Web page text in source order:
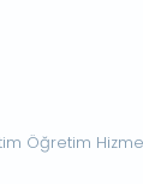
Öğretim